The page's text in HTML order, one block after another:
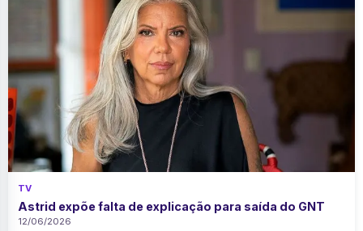
TV
Astrid expõe falta de explicação para saída do GNT
12/06/2026